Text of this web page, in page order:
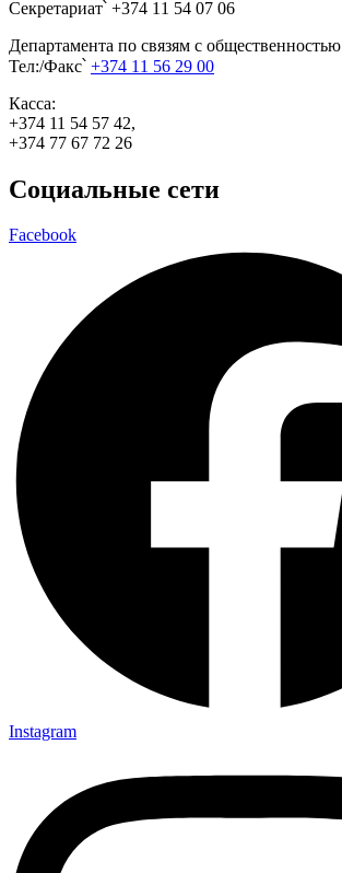
Секретариат՝ +374 11 54 07 06
Департамента по связям с общественностью
Тел:/Факс՝ +374 11 56 29 00
Касса:
+374 11 54 57 42,
+374 77 67 72 26
Социальные сети
Facebook
Instagram